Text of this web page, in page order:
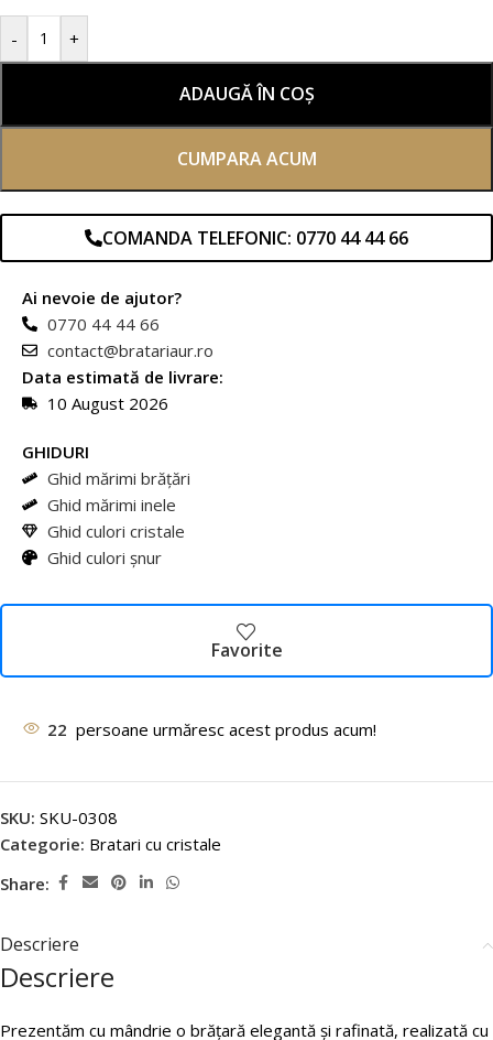
- +
ADAUGĂ ÎN COȘ
CUMPARA ACUM
COMANDA TELEFONIC: 0770 44 44 66
Ai nevoie de ajutor?
0770 44 44 66
contact@bratariaur.ro
Data estimată de livrare:
10 August 2026
GHIDURI
Ghid mărimi brățări
Ghid mărimi inele
Ghid culori cristale
Ghid culori șnur
Favorite
22 persoane urmăresc acest produs acum!
SKU: SKU-0308
Categorie: Bratari cu cristale
Share:
Descriere
Descriere
Prezentăm cu mândrie o brățară elegantă și rafinată, realizată cu